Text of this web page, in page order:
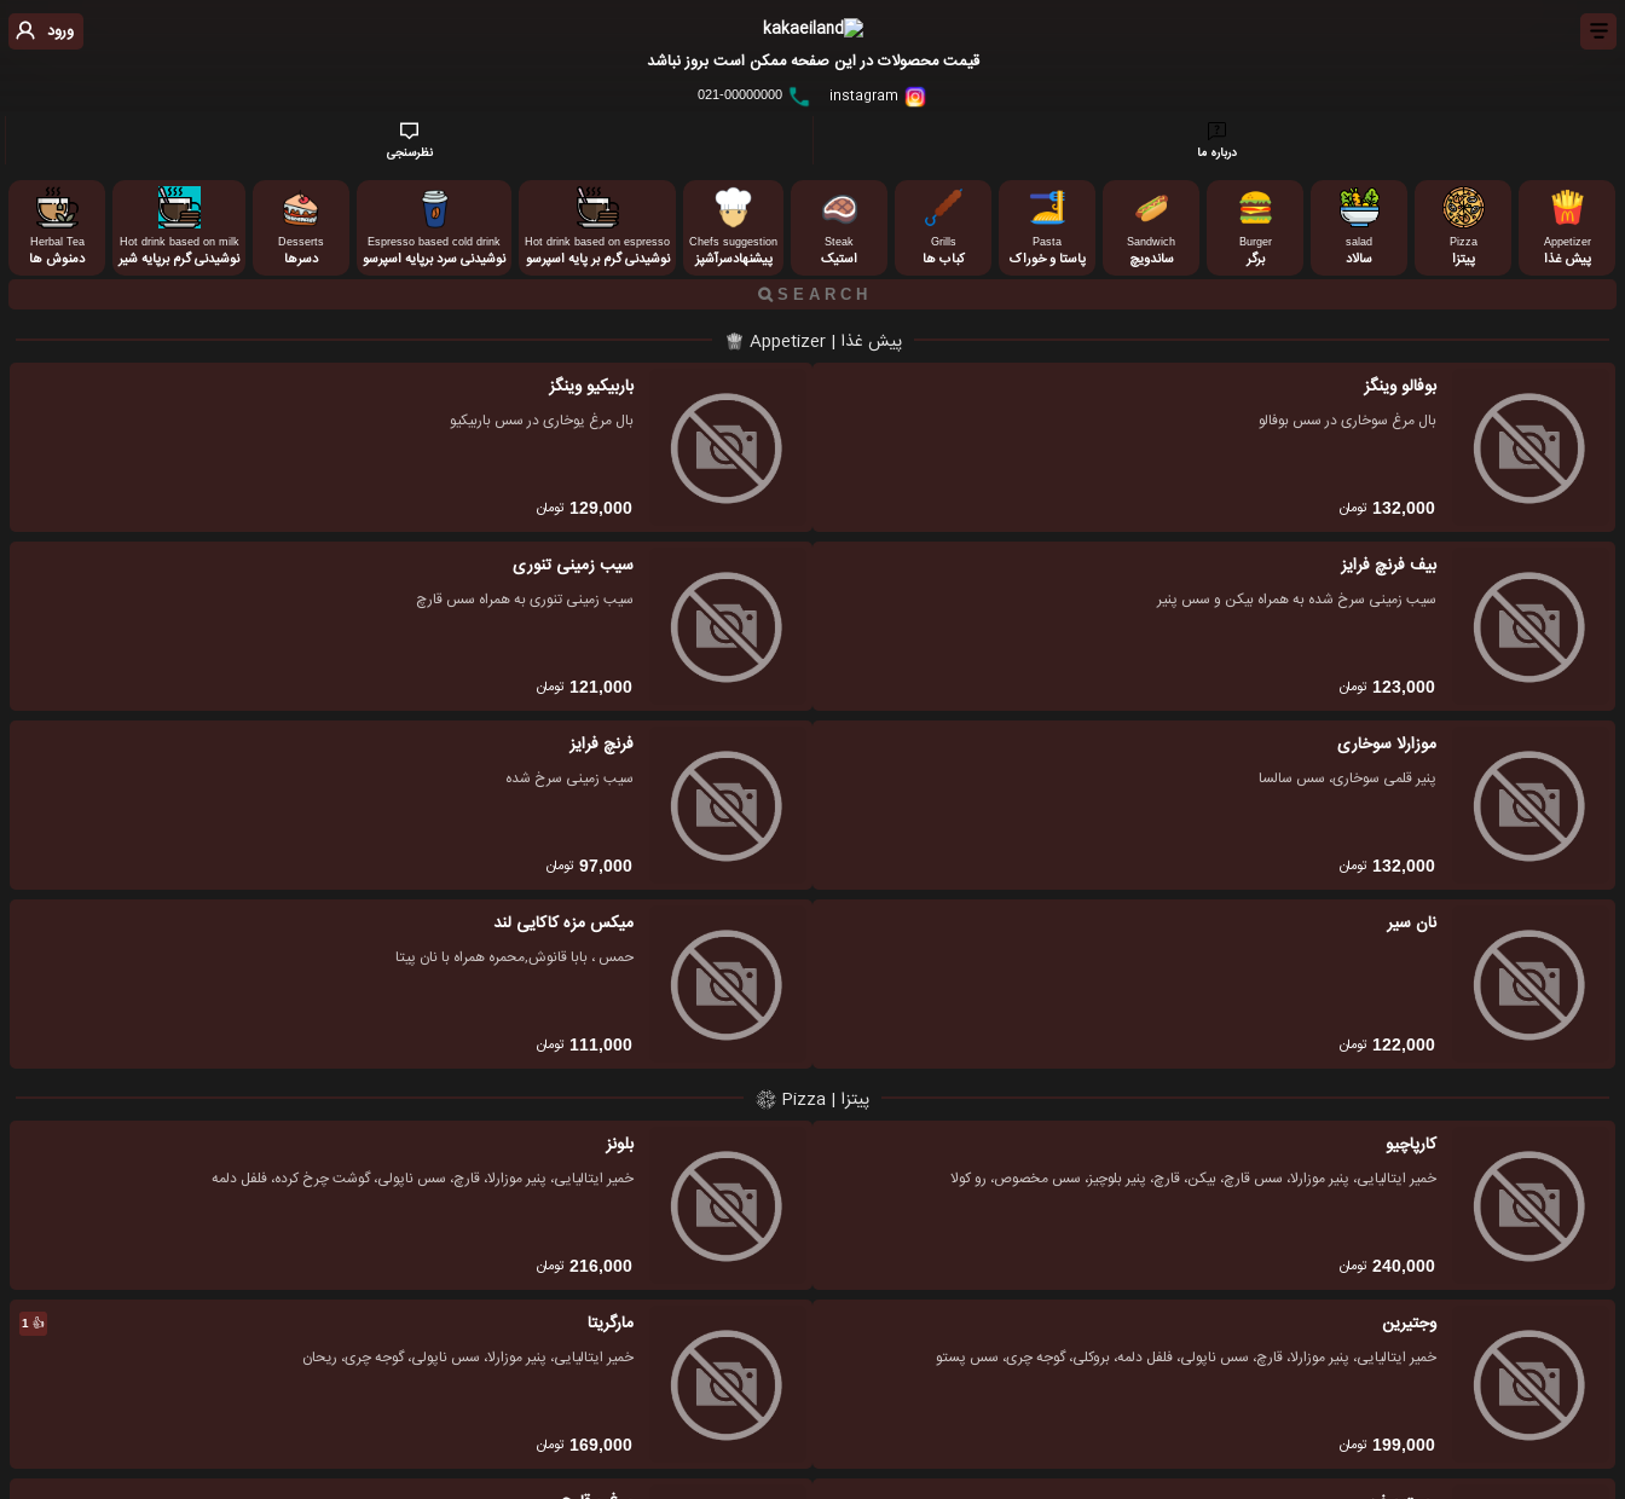
ورود
قیمت محصولات در این صفحه ممکن است بروز نباشد
021-00000000
درباره ما نظرسنجی
Appetizer
پیش غذا
Pizza
پیتزا
salad
سالاد
Burger
برگر
Sandwich
ساندویچ
Pasta
پاستا و خوراک
Grills
کباب ها
Steak
استیک
Chefs suggestion
پیشنهادسرآشپز
Hot drink based on espresso
نوشیدنی گرم بر پایه اسپرسو
Espresso based cold drink
نوشیدنی سرد برپایه اسپرسو
Desserts
دسرها
Hot drink based on milk
نوشیدنی گرم برپایه شیر
Herbal Tea
دمنوش ها
پیش غذا | Appetizer
بوفالو وینگز
بال مرغ سوخاری در سس بوفالو
132,000 تومان
باربیکیو وینگز
بال مرغ یوخاری در سس باربیکیو
129,000 تومان
بیف فرنچ فرایز
سیب زمینی سرخ شده به همراه بیکن و سس پنیر
123,000 تومان
سیب زمینی تنوری
سیب زمینی تنوری به همراه سس قارچ
121,000 تومان
موزارلا سوخاری
پنیر قلمی سوخاری، سس سالسا
132,000 تومان
فرنچ فرایز
سیب زمینی سرخ شده
97,000 تومان
نان سیر
122,000 تومان
میکس مزه کاکایی لند
حمس ، بابا قانوش,محمره همراه با نان پیتا
111,000 تومان
پیتزا | Pizza
کارپاچیو
خمیر ایتالیایی، پنیر موزارلا، سس قارچ، بیکن، قارچ، پنیر بلوچیز، سس مخصوص، رو کولا
240,000 تومان
بلونز
خمیر ایتالیایی، پنیر موزارلا، قارچ، سس ناپولی، گوشت چرخ کرده، فلفل دلمه
216,000 تومان
وجتیرین
خمیر ایتالیایی، پنیر موزارلا، قارچ، سس ناپولی، فلفل دلمه، بروکلی، گوجه چری، سس پستو
199,000 تومان
👍
1 مارگریتا
خمیر ایتالیایی، پنیر موزارلا، سس ناپولی، گوجه چری، ریحان
169,000 تومان